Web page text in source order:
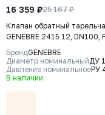
16 359 ₽25 167 ₽
Клапан обратный
GENEBRE 2415 12, DN100,
корпус - CF8M (AISI316),
CF8М (AISI316), М/Ф
БрендGENEBRE
Диаметр номинальныйДУ
Давление номинальноеРУ
В наличии